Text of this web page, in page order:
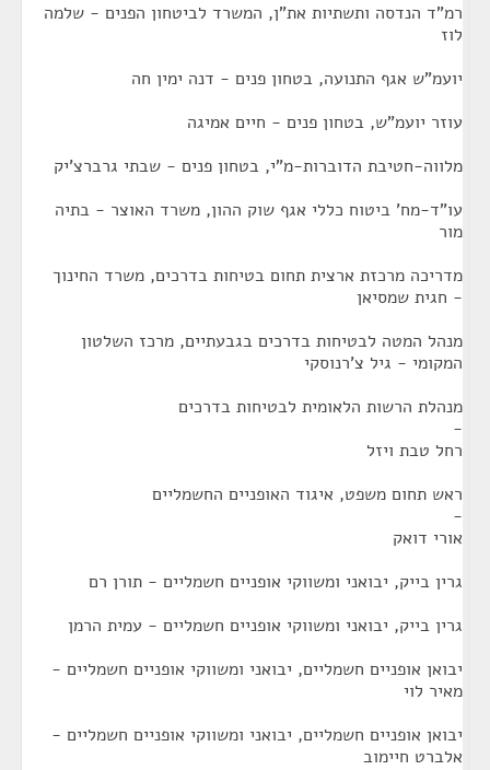
רמ"ד הנדסה ותשתיות את"ן, המשרד לביטחון הפנים - שלמה
לוז
יועמ"ש אגף התנועה, בטחון פנים - דנה ימין חה
עוזר יועמ"ש, בטחון פנים - חיים אמיגה
מלווה-חטיבת הדוברות-מ"י, בטחון פנים - שבתי גרברצ'יק
עו"ד-מח' ביטוח כללי אגף שוק ההון, משרד האוצר - בתיה
מור
מדריכה מרכזת ארצית תחום בטיחות בדרכים, משרד החינוך
- חגית שמסיאן
מנהל המטה לבטיחות בדרכים בגבעתיים, מרכז השלטון
המקומי - גיל צ'רנוסקי
מנהלת הרשות הלאומית לבטיחות בדרכים
-
רחל טבת ויזל
ראש תחום משפט, איגוד האופניים החשמליים
-
אורי דואק
גרין בייק, יבואני ומשווקי אופניים חשמליים - תורן רם
גרין בייק, יבואני ומשווקי אופניים חשמליים - עמית הרמן
יבואן אופניים חשמליים, יבואני ומשווקי אופניים חשמליים -
מאיר לוי
יבואן אופניים חשמליים, יבואני ומשווקי אופניים חשמליים -
אלברט חיימוב